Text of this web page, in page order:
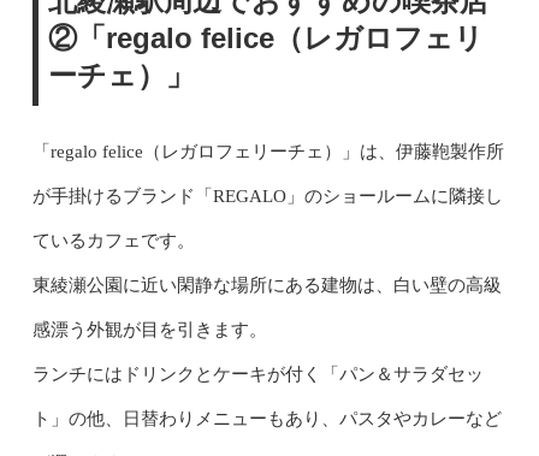
②「regalo felice（レガロフェリ
ーチェ）」
「regalo felice（レガロフェリーチェ）」は、伊藤鞄製作所
が手掛けるブランド「REGALO」のショールームに隣接し
ているカフェです。
東綾瀬公園に近い閑静な場所にある建物は、白い壁の高級
感漂う外観が目を引きます。
ランチにはドリンクとケーキが付く「パン＆サラダセッ
ト」の他、日替わりメニューもあり、パスタやカレーなど